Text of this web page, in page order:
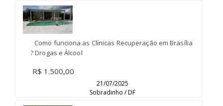
Como funciona as Clínicas Recuperação em Brasília
? Drogas e Álcool
R$ 1.500,00
21/07/2025
Sobradinho / DF